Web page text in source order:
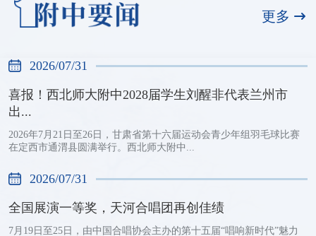
更多
小学科技教育实验校
2026/07/30
2026/07/31
喜报！西北师大附中2028届学生刘醒非代表兰州市
出...
2026年7月21日至26日，甘肃省第十六届运动会青少年组羽毛球比赛
在定西市通渭县圆满举行。西北师大附中...
2026/07/31
全国展演一等奖，天河合唱团再创佳绩
7月19日至25日，由中国合唱协会主办的第十五届“唱响新时代”魅力